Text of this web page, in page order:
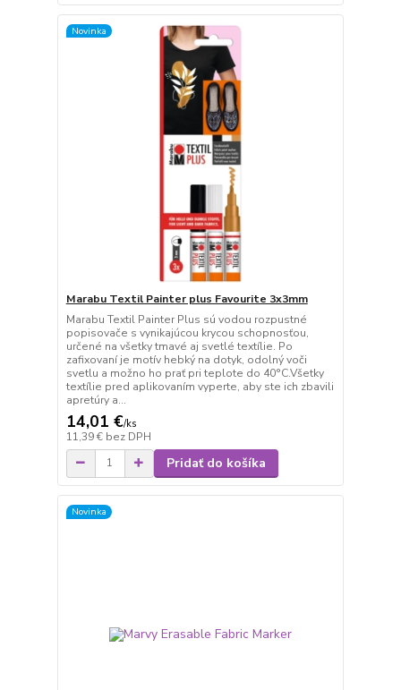
Novinka
Marabu Textil Painter plus Favourite 3x3mm
Marabu Textil Painter Plus sú vodou rozpustné
popisovače s vynikajúcou krycou schopnosťou,
určené na všetky tmavé aj svetlé textílie. Po
zafixovaní je motív hebký na dotyk, odolný voči
svetlu a možno ho prať pri teplote do 40°C.Všetky
textílie pred aplikovaním vyperte, aby ste ich zbavili
apretúry a...
14,01 €/ks
11,39 € bez DPH
Pridať do košíka
Novinka